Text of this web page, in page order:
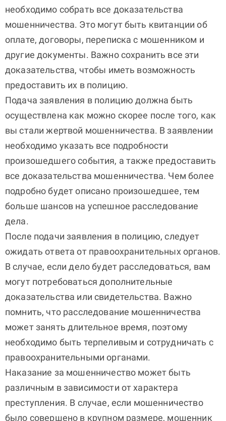
необходимо собрать все доказательства
мошенничества. Это могут быть квитанции об
оплате, договоры, переписка с мошенником и
другие документы. Важно сохранить все эти
доказательства, чтобы иметь возможность
предоставить их в полицию.
Подача заявления в полицию должна быть
осуществлена как можно скорее после того, как
вы стали жертвой мошенничества. В заявлении
необходимо указать все подробности
произошедшего события, а также предоставить
все доказательства мошенничества. Чем более
подробно будет описано произошедшее, тем
больше шансов на успешное расследование
дела.
После подачи заявления в полицию, следует
ожидать ответа от правоохранительных органов.
В случае, если дело будет расследоваться, вам
могут потребоваться дополнительные
доказательства или свидетельства. Важно
помнить, что расследование мошенничества
может занять длительное время, поэтому
необходимо быть терпеливым и сотрудничать с
правоохранительными органами.
Наказание за мошенничество может быть
различным в зависимости от характера
преступления. В случае, если мошенничество
было совершено в крупном размере, мошенник